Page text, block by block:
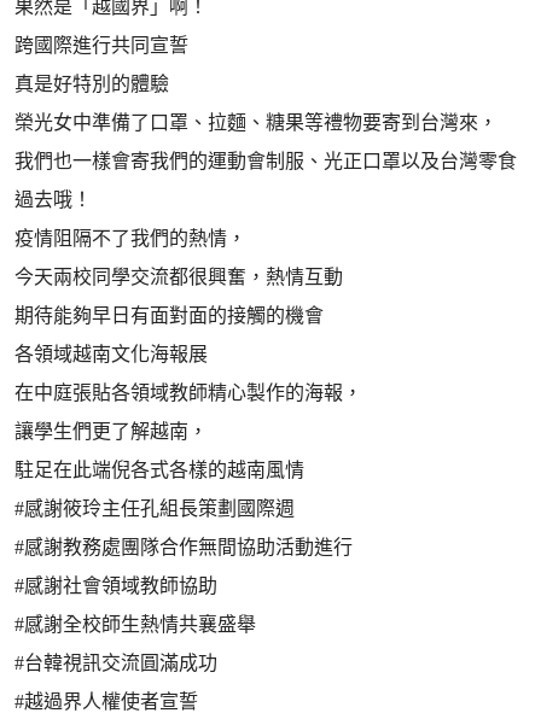
果然是「越國界」啊！
跨國際進行共同宣誓
真是好特別的體驗
榮光女中準備了口罩、拉麵、糖果等禮物要寄到台灣來，
我們也一樣會寄我們的運動會制服、光正口罩以及台灣零食
過去哦！
疫情阻隔不了我們的熱情，
今天兩校同學交流都很興奮，熱情互動
期待能夠早日有面對面的接觸的機會
各領域越南文化海報展
在中庭張貼各領域教師精心製作的海報，
讓學生們更了解越南，
駐足在此端倪各式各樣的越南風情
#感謝筱玲主任孔組長策劃國際週
#感謝教務處團隊合作無間協助活動進行
#感謝社會領域教師協助
#感謝全校師生熱情共襄盛舉
#台韓視訊交流圓滿成功
#越過界人權使者宣誓